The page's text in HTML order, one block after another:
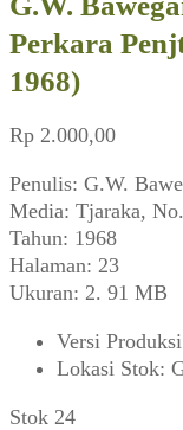
Perkara
1968)
Rp 2.000,00
Penulis: G.W.
Media: Tjaraka,
Tahun: 1968
Halaman: 23
Ukuran: 2. 91 MB
Versi Produksi
Lokasi Stok:
Stok 24